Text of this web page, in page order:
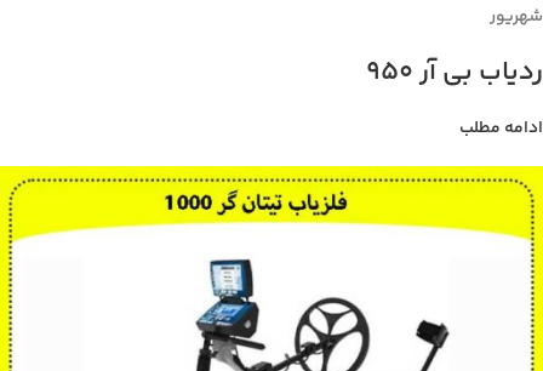
شهریور
ردیاب بی آر 950
ادامه مطلب